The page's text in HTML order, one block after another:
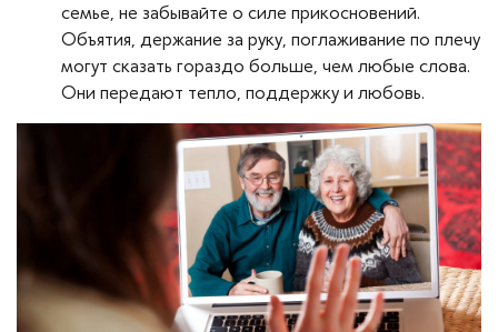
семье, не забывайте о силе прикосновений.
Объятия, держание за руку, поглаживание по плечу
могут сказать гораздо больше, чем любые слова.
Они передают тепло, поддержку и любовь.